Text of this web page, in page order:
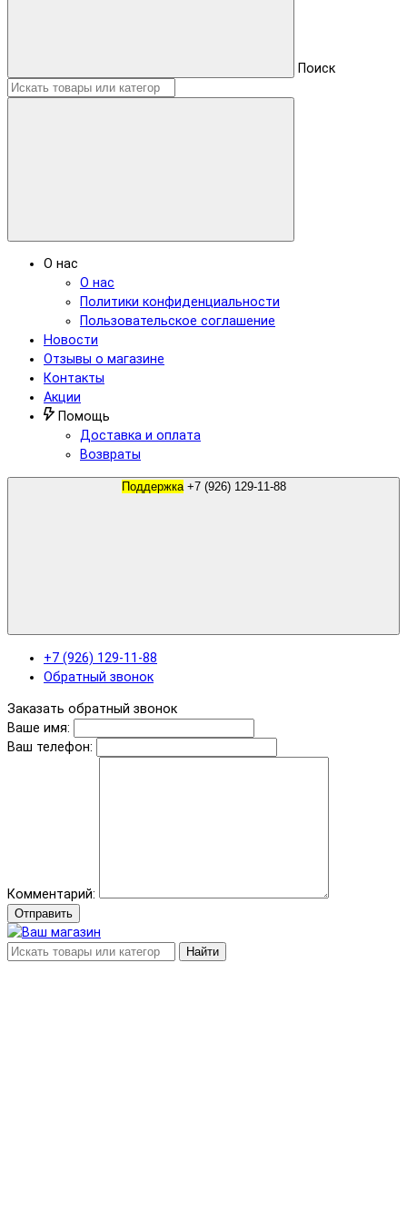
Поиск
О нас
О нас
Политики конфиденциальности
Пользовательское соглашение
Новости
Отзывы о магазине
Контакты
Акции
Помощь
Доставка и оплата
Возвраты
Поддержка +7 (926) 129-11-88
+7 (926) 129-11-88
Обратный звонок
Заказать обратный звонок
Ваше имя:
Ваш телефон:
Комментарий:
Отправить
Найти